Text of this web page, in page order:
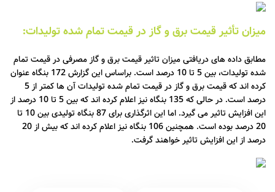
میزان تأثیر قیمت برق و گاز در قیمت تمام شده تولیدات:
مطابق داده های دریافتی میزان تاثیر قیمت برق و گاز مصرفی در قیمت تمام
شده تولیدات، بین 5 تا 10 درصد است. براساس این گزارش 172 بنگاه عنوان
کرده اند که قیمت برق و گاز در قیمت تمام شده تولیدات آن ها کمتر از 5
درصد است. در حالی که 135 بنگاه نیز اعلام کرده اند که بین 5 تا 10 درصد از
این افزایش تاثیر می گیرد. اما این اثرگذاری برای 87 بنگاه تولیدی بین 10 تا
20 درصد بوده است. همچنین 106 بنگاه نیز اعلام کرده اند که بیش از 20
درصد از این افزایش تاثیر خواهند گرفت.